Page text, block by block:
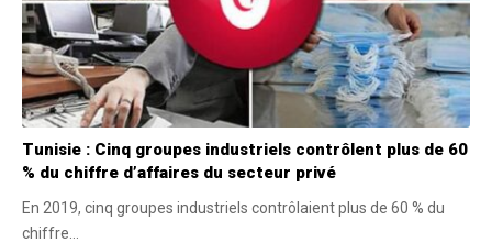
Tunisie : Cinq groupes industriels contrôlent plus de 60
% du chiffre d’affaires du secteur privé
En 2019, cinq groupes industriels contrôlaient plus de 60 % du
chiffre